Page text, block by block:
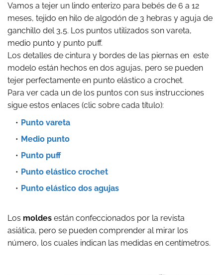
Vamos a tejer un lindo enterizo para bebés de 6 a 12
meses, tejido en hilo de algodón de 3 hebras y aguja de
ganchillo del 3,5. Los puntos utilizados son vareta,
medio punto y punto puff.
Los detalles de cintura y bordes de las piernas en este
modelo están hechos en dos agujas, pero se pueden
tejer perfectamente en punto elástico a crochet.
Para ver cada un de los puntos con sus instrucciones
sigue estos enlaces (clic sobre cada título):
Punto vareta
Medio punto
Punto puff
Punto elástico crochet
Punto elástico dos agujas
Los moldes están confeccionados por la revista
asiática, pero se pueden comprender al mirar los
número, los cuales indican las medidas en centímetros.